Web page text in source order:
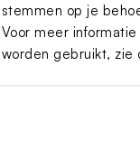
stemmen op je
Voor meer
worden gebruikt, zie